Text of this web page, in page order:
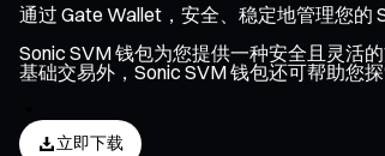
通过 Gate Wallet，安全、稳定地管理您的
Sonic SVM 钱包为您提供一种安全且灵活
基础交易外，Sonic SVM 钱包还可帮助您
立即下载